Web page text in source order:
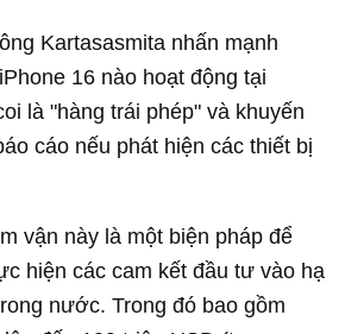
Kartasasmita nhấn mạnh
16 nào hoạt động tại
là "hàng trái phép" và khuyến
cáo nếu phát hiện các thiết bị
vận này là một biện pháp để
hiện các cam kết đầu tư vào hạ
nước. Trong đó bao gồm